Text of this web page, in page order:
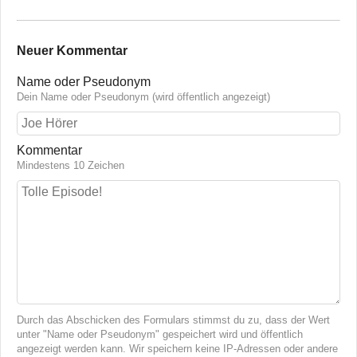
Neuer Kommentar
Name oder Pseudonym
Dein Name oder Pseudonym (wird öffentlich angezeigt)
Kommentar
Mindestens 10 Zeichen
Durch das Abschicken des Formulars stimmst du zu, dass der Wert
unter "Name oder Pseudonym" gespeichert wird und öffentlich
angezeigt werden kann. Wir speichern keine IP-Adressen oder andere